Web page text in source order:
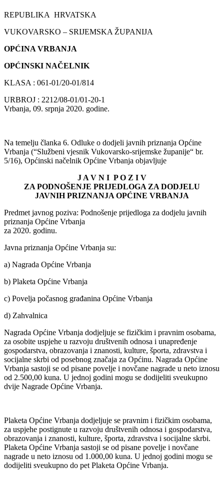
REPUBLIKA HRVATSKA
VUKOVARSKO – SRIJEMSKA ŽUPANIJA
OPĆINA VRBANJA
OPĆINSKI NAČELNIK
KLASA : 061-01/20-01/814
URBROJ : 2212/08-01/01-20-1
Vrbanja, 09. srpnja 2020. godine.
Na temelju članka 6. Odluke o dodjeli javnih priznanja Općine
Vrbanja (“Službeni vjesnik Vukovarsko-srijemske županije“ br.
5/16), Općinski načelnik Općine Vrbanja objavljuje
J A V N I P O Z I V
ZA PODNOŠENJE PRIJEDLOGA ZA DODJELU
JAVNIH PRIZNANJA OPĆINE VRBANJA
Predmet javnog poziva: Podnošenje prijedloga za dodjelu javnih
priznanja Općine Vrbanja
za 2020. godinu.
Javna priznanja Općine Vrbanja su:
a) Nagrada Općine Vrbanja
b) Plaketa Općine Vrbanja
c) Povelja počasnog građanina Općine Vrbanja
d) Zahvalnica
Nagrada Općine Vrbanja dodjeljuje se fizičkim i pravnim osobama,
za osobite uspjehe u razvoju društvenih odnosa i unapređenje
gospodarstva, obrazovanja i znanosti, kulture, športa, zdravstva i
socijalne skrbi od posebnog značaja za Općinu. Nagrada Općine
Vrbanja sastoji se od pisane povelje i novčane nagrade u neto iznosu
od 2.500,00 kuna. U jednoj godini mogu se dodijeliti sveukupno
dvije Nagrade Općine Vrbanja.
Plaketa Općine Vrbanja dodjeljuje se pravnim i fizičkim osobama,
za uspjehe postignute u razvoju društvenih odnosa i gospodarstva,
obrazovanja i znanosti, kulture, športa, zdravstva i socijalne skrbi.
Plaketa Općine Vrbanja sastoji se od pisane povelje i novčane
nagrade u neto iznosu od 1.000,00 kuna. U jednoj godini mogu se
dodijeliti sveukupno do pet Plaketa Općine Vrbanja.